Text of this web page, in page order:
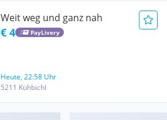
Weit weg und ganz nah
€ 4 PayLivery
Heute, 22:58 Uhr
5211 Kühbichl